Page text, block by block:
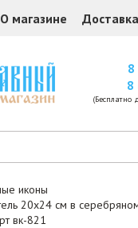
О магазине Доставка
8
8
(Бесплатно
иконы
20x24 см в
вк-821